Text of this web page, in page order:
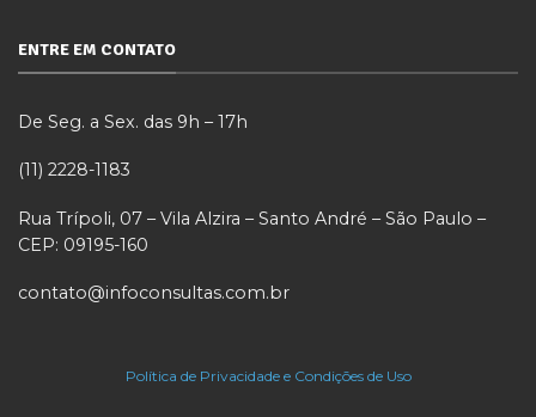
ENTRE EM CONTATO
De Seg. a Sex. das 9h – 17h
(11) 2228-1183
Rua Trípoli, 07 – Vila Alzira – Santo André – São Paulo –
CEP: 09195-160
contato@infoconsultas.com.br
Política de Privacidade e Condições de Uso